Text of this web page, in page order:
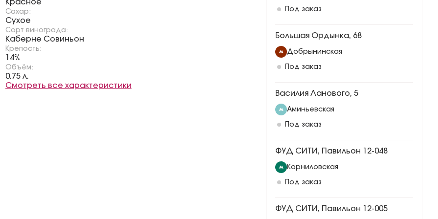
Красное
Сахар:
Сухое
Сорт винограда:
Каберне Совиньон
Крепость:
14%
Объём:
0.75 л.
Смотреть все характеристики
Под заказ
Большая Ордынка, 68
Добрынинская
Под заказ
Василия Ланового, 5
Аминьевская
Под заказ
ФУД СИТИ, Павильон 12-048
Корниловская
Под заказ
ФУД СИТИ, Павильон 12-005